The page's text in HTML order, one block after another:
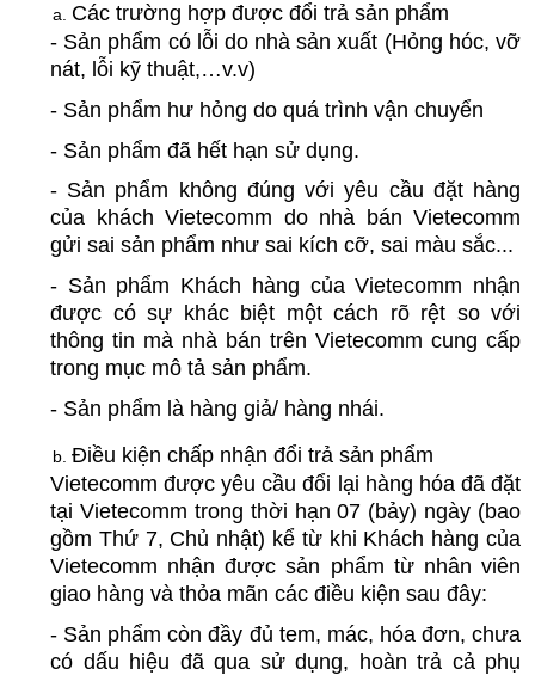
Các trường hợp được đổi trả sản phẩm
- Sản phẩm có lỗi do nhà sản xuất (Hỏng hóc, vỡ
nát, lỗi kỹ thuật,…v.v)
- Sản phẩm hư hỏng do quá trình vận chuyển
- Sản phẩm đã hết hạn sử dụng.
- Sản phẩm không đúng với yêu cầu đặt hàng
của khách Vietecomm do nhà bán Vietecomm
gửi sai sản phẩm như sai kích cỡ, sai màu sắc...
- Sản phẩm Khách hàng của Vietecomm nhận
được có sự khác biệt một cách rõ rệt so với
thông tin mà nhà bán trên Vietecomm cung cấp
trong mục mô tả sản phẩm.
- Sản phẩm là hàng giả/ hàng nhái.
Điều kiện chấp nhận đổi trả sản phẩm
Vietecomm được yêu cầu đổi lại hàng hóa đã đặt
tại Vietecomm trong thời hạn 07 (bảy) ngày (bao
gồm Thứ 7, Chủ nhật) kể từ khi Khách hàng của
Vietecomm nhận được sản phẩm từ nhân viên
giao hàng và thỏa mãn các điều kiện sau đây:
- Sản phẩm còn đầy đủ tem, mác, hóa đơn, chưa
có dấu hiệu đã qua sử dụng, hoàn trả cả phụ